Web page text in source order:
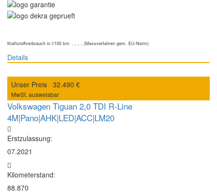
Kraftstoffverbrauch in l/100 km: , , , , (Messverfahren gem. EU-Norm)
Details
Unser Preis 32.490 €
MwSt. ausweisbar
Volkswagen Tiguan 2,0 TDI R-Line
4M|Pano|AHK|LED|ACC|LM20
Erstzulassung:
07.2021
Kilometerstand:
88.870